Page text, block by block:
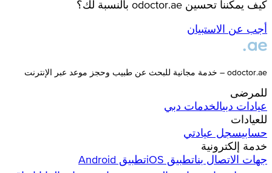
كيف يمكننا تحسين odoctor.ae بالنسبة لك؟
أجب عن الاستبيان
odoctor.ae – خدمة مجانية للبحث عن طبيب وحجز موعد عبر الإنترنت
للمرضى
عيادات دبيالخدمات دبي
للعيادات
حسابيسجل عيادتي
خدمة إلكترونية
جهات الاتصال بناتطبيق iOS
تطبيق Android